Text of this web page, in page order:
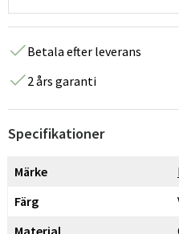
Betala efter leverans
2 års garanti
Specifikationer
Märke
Färg
Material